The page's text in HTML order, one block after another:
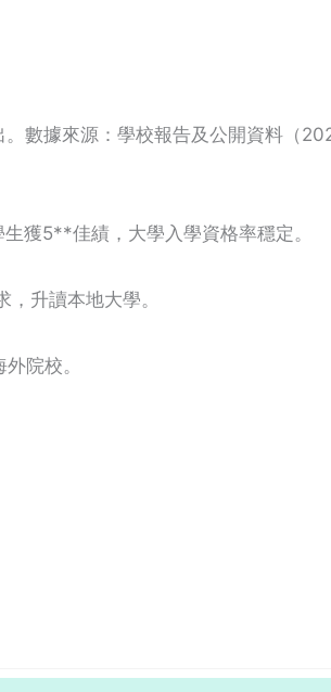
數據來源：學校報告及公開資料（
獲5**佳績，大學入學資格率穩定。
升讀本地大學。
院校。